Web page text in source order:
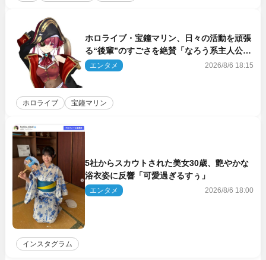
ホロライブ・宝鐘マリン、日々の活動を頑張
る“後輩”のすごさを絶賛「なろう系主人公ま
である」
エンタメ 2026/8/6 18:15
ホロライブ 宝鐘マリン
5社からスカウトされた美女30歳、艶やかな
浴衣姿に反響「可愛過ぎるすぅ」
エンタメ 2026/8/6 18:00
インスタグラム